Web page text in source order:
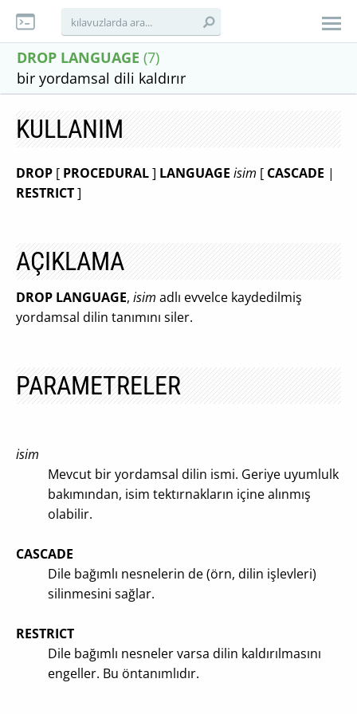
DROP LANGUAGE (7)
bir yordamsal dili kaldırır
KULLANIM
DROP [ PROCEDURAL] LANGUAGE isim [ CASCADE |
RESTRICT]
AÇIKLAMA
DROP LANGUAGE, isim adlı evvelce kaydedilmiş
yordamsal dilin tanımını siler.
PARAMETRELER
isim
Mevcut bir yordamsal dilin ismi. Geriye uyumlulk
bakımından, isim tektırnakların içine alınmış
olabilir.
CASCADE
Dile bağımlı nesnelerin de (örn, dilin işlevleri)
silinmesini sağlar.
RESTRICT
Dile bağımlı nesneler varsa dilin kaldırılmasını
engeller. Bu öntanımlıdır.